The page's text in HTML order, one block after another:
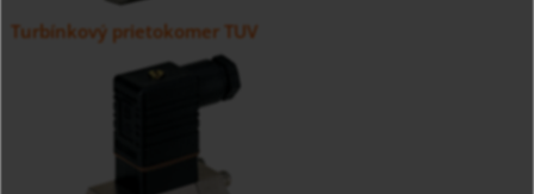
Turbínkový prietokomer TUV